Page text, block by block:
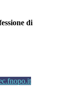
di